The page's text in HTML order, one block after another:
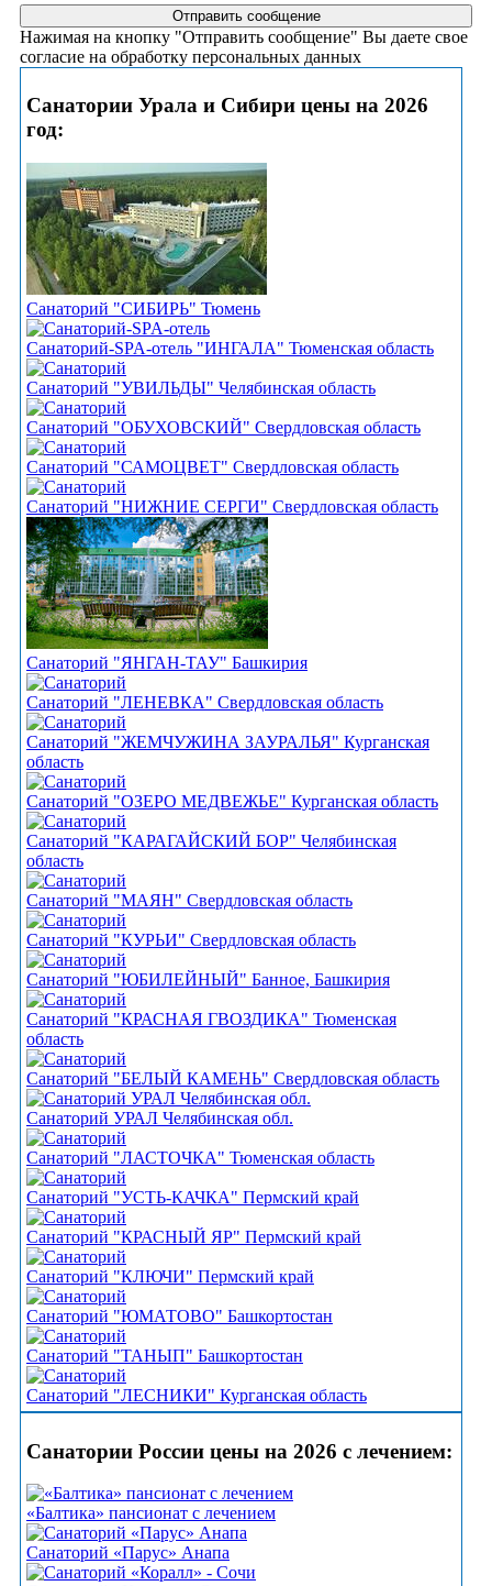
Нажимая на кнопку "Отправить сообщение" Вы даете свое
согласие на обработку персональных данных
Санатории Урала и Сибири цены на 2026
год:
Санаторий "СИБИРЬ" Тюмень
Санаторий-SPA-отель "ИНГАЛА" Тюменская область
Санаторий "УВИЛЬДЫ" Челябинская область
Санаторий "ОБУХОВСКИЙ" Свердловская область
Санаторий "САМОЦВЕТ" Свердловская область
Санаторий "НИЖНИЕ СЕРГИ" Свердловская область
Санаторий "ЯНГАН-ТАУ" Башкирия
Санаторий "ЛЕНЕВКА" Свердловская область
Санаторий "ЖЕМЧУЖИНА ЗАУРАЛЬЯ" Курганская
область
Санаторий "ОЗЕРО МЕДВЕЖЬЕ" Курганская область
Санаторий "КАРАГАЙСКИЙ БОР" Челябинская
область
Санаторий "МАЯН" Свердловская область
Санаторий "КУРЬИ" Свердловская область
Санаторий "ЮБИЛЕЙНЫЙ" Банное, Башкирия
Санаторий "КРАСНАЯ ГВОЗДИКА" Тюменская
область
Санаторий "БЕЛЫЙ КАМЕНЬ" Свердловская область
Санаторий УРАЛ Челябинская обл.
Санаторий "ЛАСТОЧКА" Тюменская область
Санаторий "УСТЬ-КАЧКА" Пермский край
Санаторий "КРАСНЫЙ ЯР" Пермский край
Санаторий "КЛЮЧИ" Пермский край
Санаторий "ЮМАТОВО" Башкортостан
Санаторий "ТАНЫП" Башкортостан
Санаторий "ЛЕСНИКИ" Курганская область
Санатории России цены на 2026 с лечением:
«Балтика» пансионат с лечением
Санаторий «Парус» Анапа